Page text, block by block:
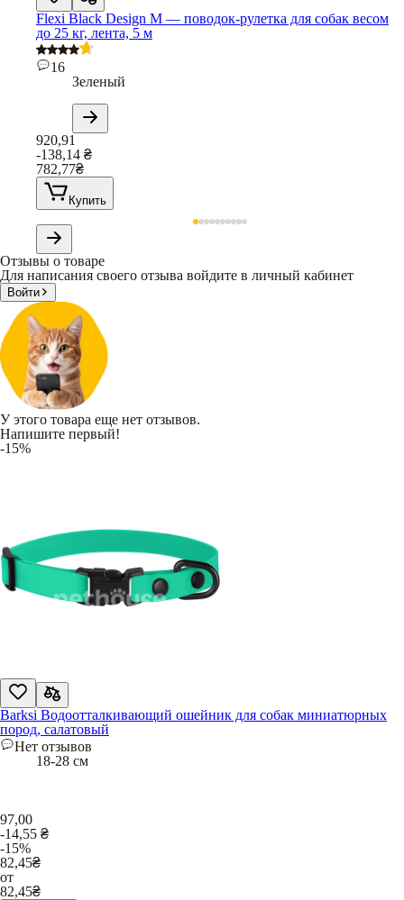
Flexi Black Design M — поводок-рулетка для собак весом
до 25 кг, лента, 5 м
16
Зеленый
920,91
-138,14 ₴
782,77₴
Купить
Отзывы о товаре
Для написания своего отзыва войдите в личный кабинет
Войти
У этого товара еще нет отзывов.
Напишите первый!
-15%
Barksi Водоотталкивающий ошейник для собак миниатюрных
пород, салатовый
Нет отзывов
18-28 см
97,00
-14,55 ₴
-15%
82,45₴
от
82,45₴